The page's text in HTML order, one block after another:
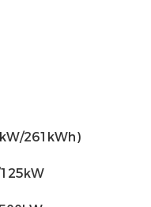
261kWh)